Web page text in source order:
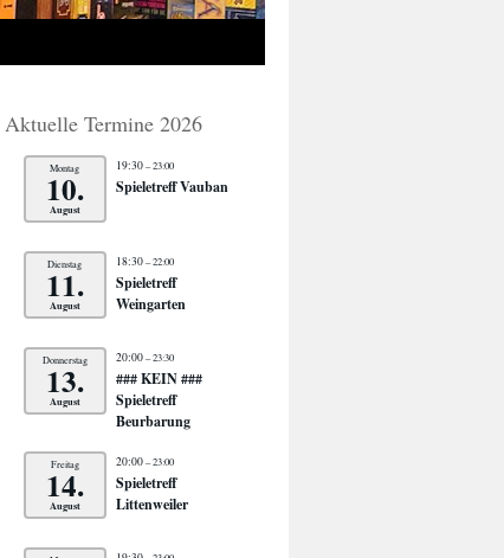
Aktuelle Termine 2026
Montag
10.
August
19:30– 23:00
Spieletreff Vauban
Dienstag
11.
August
18:30– 22:00
Spieletreff
Weingarten
Donnerstag
13.
August
20:00– 23:30
### KEIN ###
Spieletreff
Beurbarung
Freitag
14.
August
20:00– 23:00
Spieletreff
Littenweiler